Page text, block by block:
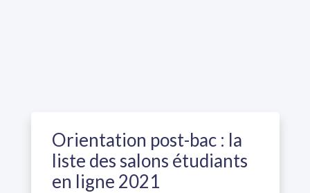
Orientation post-bac : la
liste des salons étudiants
en ligne 2021